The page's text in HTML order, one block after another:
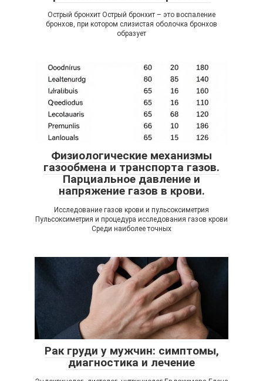
Острый бронхит Острый бронхит – это воспаление
бронхов, при котором слизистая оболочка бронхов
образует
Физиологические механизмы
газообмена и транспорта газов.
Парциальное давление и
напряжение газов в крови.
Исследование газов крови и пульсоксиметрия
Пульсоксиметрия и процедура исследования газов крови
Среди наиболее точных
Рак груди у мужчин: симптомы,
диагностика и лечение